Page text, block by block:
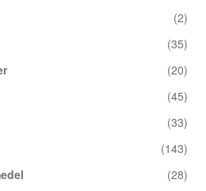
(2)
(35)
(20)
(45)
(33)
(143)
(28)